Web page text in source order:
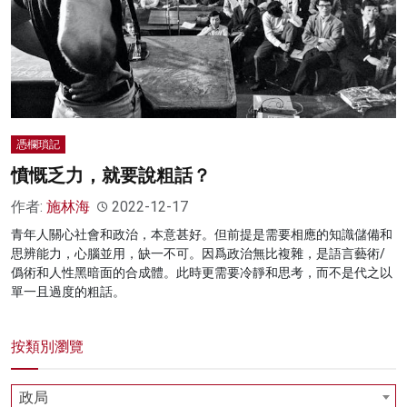
憑欄瑣記
憤慨乏力，就要說粗話？
作者: 施林海 2022-12-17
青年人關心社會和政治，本意甚好。但前提是需要相應的知識儲備和
思辨能力，心腦並用，缺一不可。因爲政治無比複雜，是語言藝術/
僞術和人性黑暗面的合成體。此時更需要冷靜和思考，而不是代之以
單一且過度的粗話。
按類別瀏覽
政局